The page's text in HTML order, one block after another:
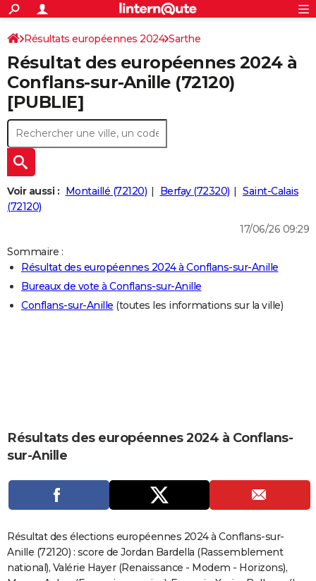
ACTUALITÉS
Politique
Société
Faits Divers
Education
Monde
Villes
+
SPORT
Coupe du monde 2026
Football
Tennis
Cyclisme
Rugby
Forum
CULTURE
Programme TV
TNT
Streaming
Cinéma
Sorties cinéma
Musique
+FINANCE
Retraite
Impôts
Epargne
Immobilier
Risques naturels par ville
Banque
Assurance
CréditAUTO
Essais
Réserver un essai
Citadines
Berlines
SUV
Forum auto
+HIGH-TECH
Mobiles
Meilleur smartphone
Internet
Ordinateurs
Jeux vidéo
Guide high-tech
+
BRICOLAGE
Forum
Aménagement intérieur
Extérieur
Cuisine
Salle de bains
Jardinage
Rangement
+
LIFESTYLE
Art de vivre
Bien-être
Loisirs
Mode
Modes de vie
SANTE
Alimentation
Guide de la santé
Maladies
Médicaments
Sommeil
VOYAGE
Carte de Noël
Carte Bonne année
Carte Saint-Valentin
Carte Pâques
Carte d'anniversaire
COPAINS D'AVANT
AVIS DE DÉCÈS
FORUM
S'inscrire
Connexion
Résultats européennes 2024 Sarthe
Résultat des européennes 2024 à
Conflans-sur-Anille (72120)
[PUBLIE]
Voir aussi : Montaillé (72120) Berfay (72320)
Saint-Calais
(72120)
17/06/26 09:29
Sommaire :
Résultat des européennes 2024 à Conflans-sur-Anille
Bureaux de vote à Conflans-sur-Anille
Conflans-sur-Anille (toutes les informations sur la ville)
Résultats des européennes 2024 à Conflans-
sur-Anille
Résultat des élections européennes 2024 à Conflans-sur-
Anille (72120) : score de Jordan Bardella (Rassemblement
national), Valérie Hayer (Renaissance - Modem - Horizons),